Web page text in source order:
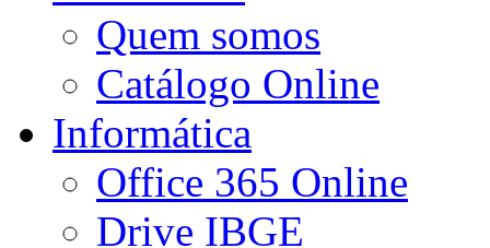
Quem somos
Catálogo Online
Informática
Office 365 Online
Drive IBGE